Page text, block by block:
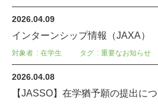
2026.04.09
インターンシップ情報（JAXA）
対象者 在学生 タグ 重要なお知らせ
2026.04.08
【JASSO】在学猶予願の提出に